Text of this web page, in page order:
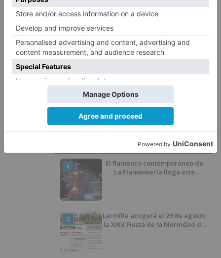
4
Herido un hombre de 35 años
que iba en silla de ruedas tras
ser atropellado en Burgos
5
El PSOE advierte de que el
Ayuntamiento de Burgos ha
"vaciado la hucha" y depende
del Ministerio para sostener las
inversiones
LO ÚLTIMO
1
El flamenco contemporáneo de
La Flamenkería llega este
2
Lermilla acogerá el 29 de agosto
la XXIX Fiesta de la Merindad de